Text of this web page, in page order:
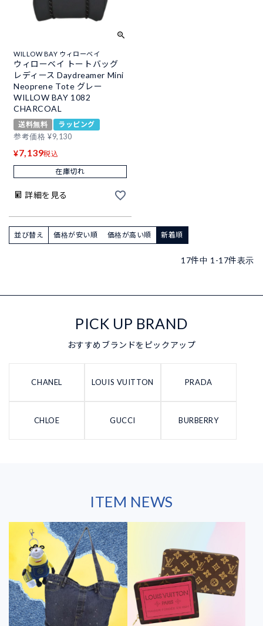
WILLOW BAY ウィローベイ
ウィローベイ トートバッグ
レディース Daydreamer Mini
Neoprene Tote グレー
WILLOW BAY 1082
CHARCOAL
送料無料
ラッピング
参考価格 ¥9,130
¥7,139税込
在庫切れ
詳細を見る
並び替え 価格が安い順 価格が高い順 新着順
17件中 1 -17件表示
PICK UP BRAND
おすすめブランドをピックアップ
CHANEL LOUIS VUITTON PRADA
CHLOE GUCCI BURBERRY
ITEM NEWS